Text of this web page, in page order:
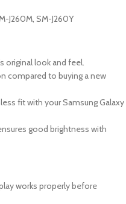
J260M, SM-J260Y
original look and feel.
compared to buying a new
fit with your Samsung Galaxy
good brightness with
works properly before